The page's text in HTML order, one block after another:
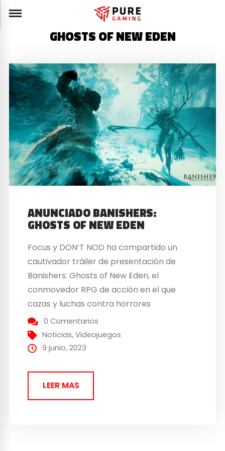
GHOSTS OF NEW EDEN
ANUNCIADO BANISHERS:
GHOSTS OF NEW EDEN
Focus y DON’T NOD ha compartido un
cautivador tráiler de presentación de
Banishers: Ghosts of New Eden, el
conmovedor RPG de acción en el que
cazas y luchas contra horrores
sobrenaturales para cambiar un trágico
destino. A finales de este año llegará a
PlayStation 5, Xbox Series X|S y al formato
0 Comentarios
Noticias,Videojuegos
9 junio, 2023
LEER MAS